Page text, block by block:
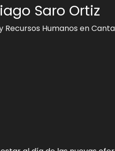
Saro Ortiz
Recursos Humanos en